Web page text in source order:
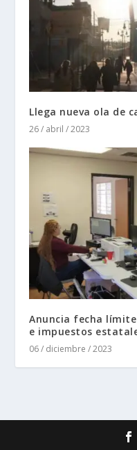
Llega nueva ola de
26 / abril / 2023
Anuncia fecha
e impuestos
06 / diciembre / 2023